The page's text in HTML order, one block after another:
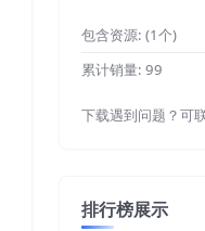
包含资源: (1个)
累计销量: 99
下载遇到问题？可
排行榜展示